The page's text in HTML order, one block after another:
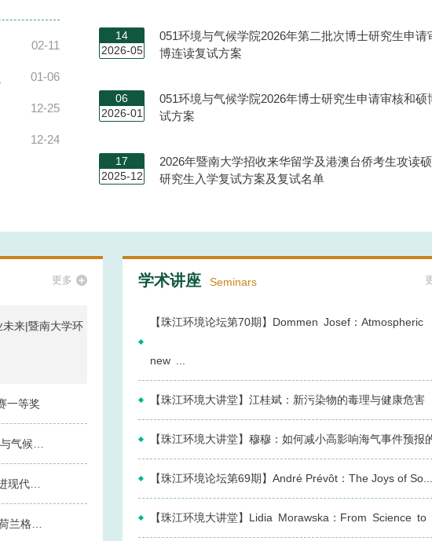
02-11
01-06
12-25
12-24
14
2026-05
051环境与气候学院2026年第二批次博士研究生申请
博连读复试方案
06
2026-01
051环境与气候学院2026年博士研究生申请审核和硕
试方案
17
2025-12
2026年暨南大学招收来华留学及港澳台侨考生攻读
研究生入学复试方案及复试名单
更多
来|暨南大学环
一等奖
学术讲座 Seminars
【珠江环境论坛第70期】Dommen Josef：Atmospheric
new ...
【珠江环境大讲堂】江桂斌：新污染物的毒理与健康危害
【珠江环境大讲堂】穆穆：如何减小高影响海气事件预报
【珠江环境论坛第69期】André Prévôt：The Joys of So...
【珠江环境大讲堂】Lidia Morawska：From Science to